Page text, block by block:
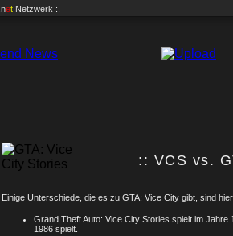
.net Netzwerk :.
:: VCS vs.
Einige Unterschiede, die es zu GTA: Vice City gibt, sind
Grand Theft Auto: Vice City Stories spielt im
1986 spielt.